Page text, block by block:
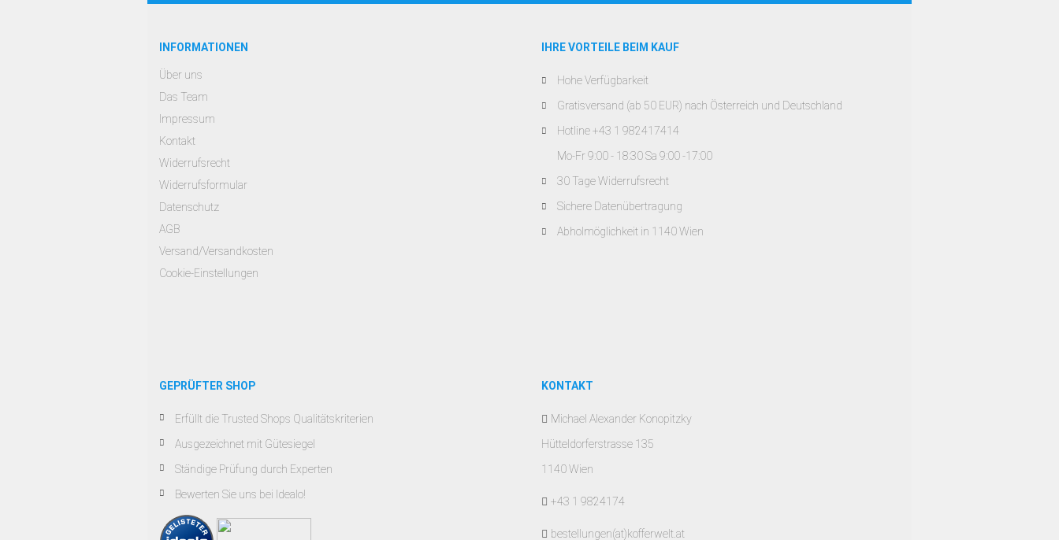
INFORMATIONEN
Über uns
Das Team
Impressum
Kontakt
Widerrufsrecht
Widerrufsformular
Datenschutz
AGB
Versand/Versandkosten
Cookie-Einstellungen
IHRE VORTEILE BEIM KAUF
Hohe Verfügbarkeit
Gratisversand (ab 50 EUR) nach Österreich und Deutschland
Hotline +43 1 982417414
Mo-Fr 9:00 - 18:30 Sa 9:00 -17:00
30 Tage Widerrufsrecht
Sichere Datenübertragung
Abholmöglichkeit in 1140 Wien
GEPRÜFTER SHOP
Erfüllt die Trusted Shops Qualitätskriterien
Ausgezeichnet mit Gütesiegel
Ständige Prüfung durch Experten
Bewerten Sie uns bei Idealo!
KONTAKT
Michael Alexander Konopitzky
Hütteldorferstrasse 135
1140 Wien
+43 1 9824174
bestellungen(at)kofferwelt.at